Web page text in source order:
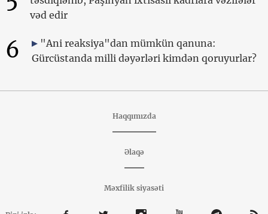
vəd edir
6
"Ani reaksiya"dan mümkün qanuna:
Gürcüstanda milli dəyərləri kimdən qoruyurlar?
Haqqımızda
Əlaqə
Məxfilik siyasəti